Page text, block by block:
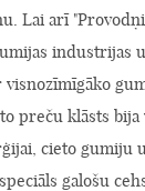
Lai arī
industrijas
visnozīmīgāko
preču klāsts bija
cieto gumiju
galošu